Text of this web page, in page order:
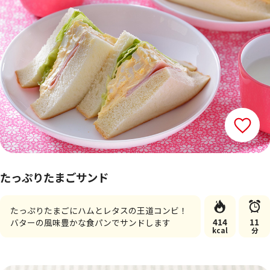
たっぷりたまごサンド
たっぷりたまごにハムとレタスの王道コンビ！
バターの風味豊かな食パンでサンドします
414
kcal
11
分